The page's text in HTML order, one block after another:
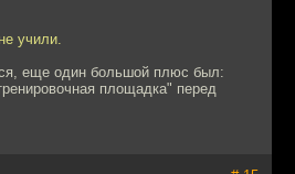
учили.
еще один большой плюс был:
площадка" перед